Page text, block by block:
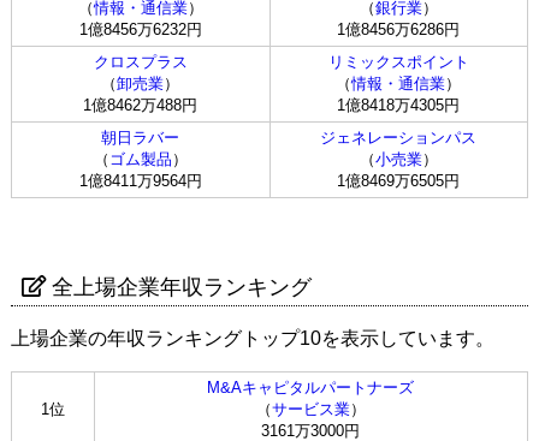
（情報・通信業）
1億8456万6232円
（銀行業）
1億8456万6286円
クロスプラス
（卸売業）
1億8462万488円
リミックスポイント
（情報・通信業）
1億8418万4305円
朝日ラバー
（ ゴム製品 ）
1億8411万9564円
ジェネレーションパス
（小売業）
1億8469万6505円
全上場企業年収ランキング
上場企業の年収ランキングトップ10を表示しています。
1位
M&Aキャピタルパートナーズ
（サービス業）
3161万3000円